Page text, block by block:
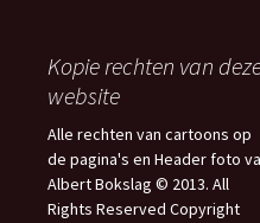
Kopie rechten van
website
Alle rechten van cartoons op
de pagina's en Header foto
Albert Bokslag © 2013. All
Rights Reserved Copyright